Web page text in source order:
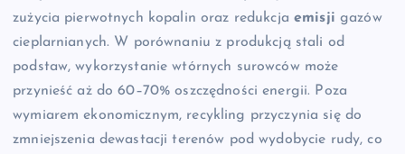
zużycia pierwotnych kopalin oraz redukcja emisji gazów
cieplarnianych. W porównaniu z produkcją stali od
podstaw, wykorzystanie wtórnych surowców może
przynieść aż do 60–70% oszczędności energii. Poza
wymiarem ekonomicznym, recykling przyczynia się do
zmniejszenia dewastacji terenów pod wydobycie rudy, co